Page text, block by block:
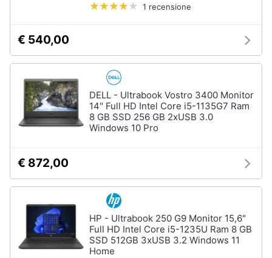
1 recensione
€ 540,00
DELL - Ultrabook Vostro 3400 Monitor
14" Full HD Intel Core i5-1135G7 Ram
8 GB SSD 256 GB 2xUSB 3.0
Windows 10 Pro
€ 872,00
HP - Ultrabook 250 G9 Monitor 15,6"
Full HD Intel Core i5-1235U Ram 8 GB
SSD 512GB 3xUSB 3.2 Windows 11
Home